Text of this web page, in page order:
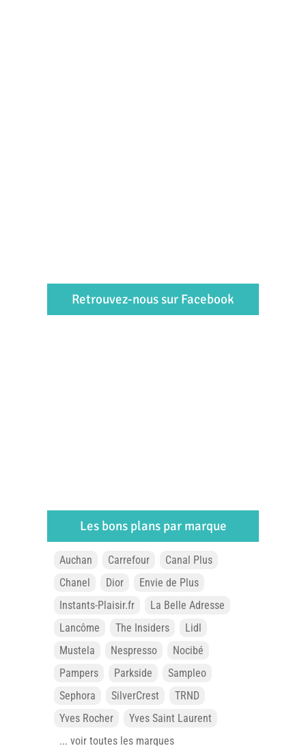
Retrouvez-nous sur Facebook
Les bons plans par marque
Auchan Carrefour
Canal Plus
Chanel
Dior
Envie de Plus
Instants-Plaisir.fr
La Belle Adresse
Lancôme
The Insiders
Lidl
Mustela
Nespresso
Nocibé
Pampers
Parkside
Sampleo
Sephora
SilverCrest
TRND
Yves Rocher
Yves Saint Laurent
... voir toutes les marques